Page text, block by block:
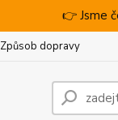
👉 Jsme
Způsob dopravy